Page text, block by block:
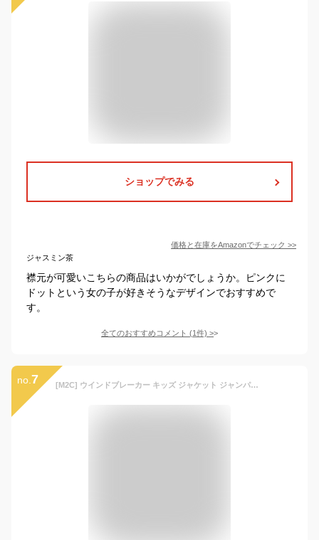
ショップでみる
価格と在庫をAmazonでチェック >>
ジャスミン茶
襟元が可愛いこちらの商品はいかがでしょうか。ピンクに
ドットという女の子が好きそうなデザインでおすすめで
す。
全てのおすすめコメント (1件) >
no. 7 [M2C] ウインドブレーカー キッズ ジャケット ジャンパー アウター 防水 防風 アウトドア 子供 女の子 ピンク